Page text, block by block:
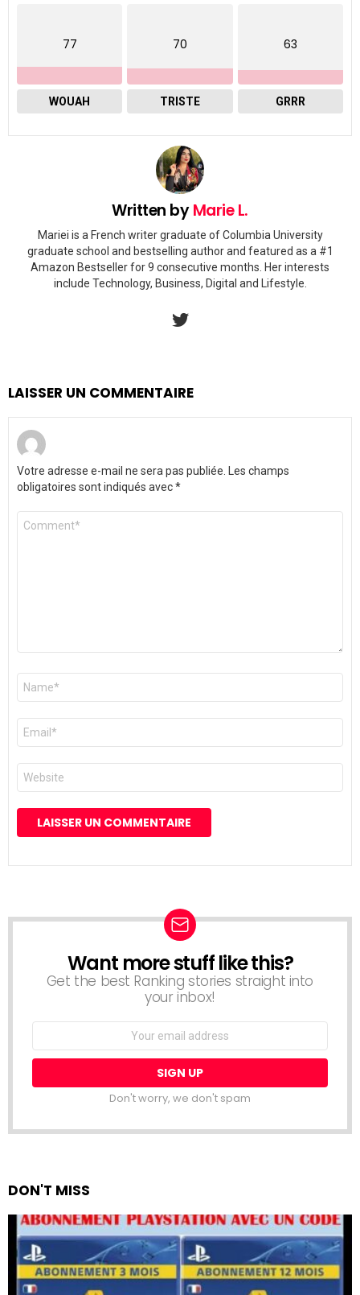
77
WOUAH
70
TRISTE
63
GRRR
Written byMarie L.
Mariei is a French writer graduate of Columbia University
graduate school and bestselling author and featured as a #1
Amazon Bestseller for 9 consecutive months. Her interests
include Technology, Business, Digital and Lifestyle.
LAISSER UN COMMENTAIRE
Votre adresse e-mail ne sera pas publiée. Les champs
obligatoires sont indiqués avec*
Commentaire
Nom
E-
mail
*
Site
web
NEWSLETTER
Want more stuff like this?
Get the best Ranking stories straight into
your inbox!
Don't worry, we don't spam
DON'T MISS